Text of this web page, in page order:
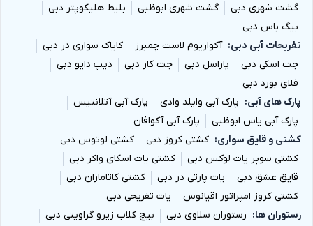
گشت شهری دبی
گشت شهری ابوظبی
بلیط هلیکوپتر دبی
بیگ باس دبی
تفریحات آبی دبی
آکواریوم لاست چمبرز
کایاک سواری در دبی
جت اسکی دبی
پاراسل دبی جت کار دبی
دیپ دایو دبی
فلای بورد دبی
پارک های آبی
پارک آبی وایلد وادی
پارک آبی آتلانتیس
پارک آبی یاس ابوظبی
پارک آبی آکوافان
کشتی و قایق سواری
کشتی کروز دبی
کشتی لوتوس دبی
کشتی سوپر یات لوکس دبی
کشتی یات اسکای واکر دبی
قایق عشق دبی
یات پارتی در دبی
کشتی کاتاماران دبی
کشتی کروز امپراتور اقیانوس
یات تفریحی دبی
رستوران ها
رستوران سلاوی دبی بیچ کلاب زیرو گراویتی دبی